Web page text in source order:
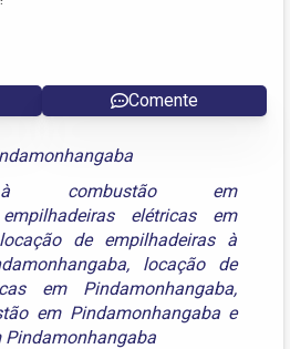
Comente
à combustão em
empilhadeiras elétricas em
locação de empilhadeiras à
, locação de
em Pindamonhangaba,
em Pindamonhangabae
Pindamonhangaba